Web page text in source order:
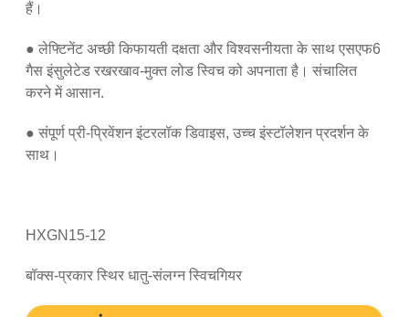
हैं।
● लेफ्टिनेंट अच्छी किफायती दक्षता और विश्वसनीयता के साथ एसएफ6
गैस इंसुलेटेड रखरखाव-मुक्त लोड स्विच को अपनाता है। संचालित
करने में आसान.
● संपूर्ण प्री-प्रिवेंशन इंटरलॉक डिवाइस, उच्च इंस्टॉलेशन प्रदर्शन के
साथ।
HXGN15-12
बॉक्स-प्रकार स्थिर धातु-संलग्न स्विचगियर